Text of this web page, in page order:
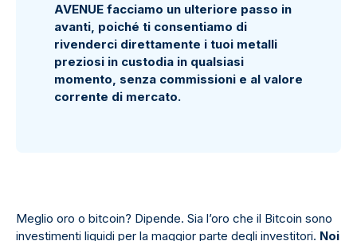
AVENUE facciamo un ulteriore passo in
avanti, poiché ti consentiamo di
rivenderci direttamente i tuoi metalli
preziosi in custodia in qualsiasi
momento, senza commissioni e al valore
corrente di mercato.
Meglio oro o bitcoin? Dipende. Sia l’oro che il Bitcoin sono
investimenti liquidi per la maggior parte degli investitori. Noi